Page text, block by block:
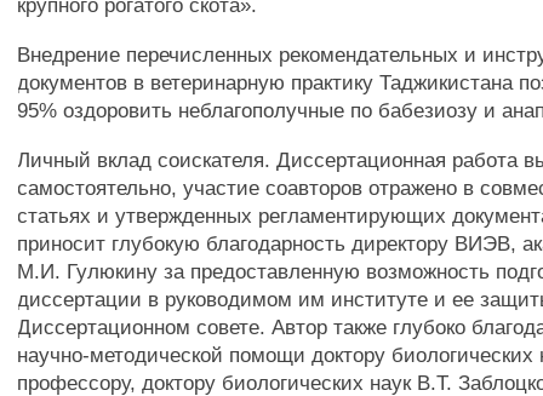
крупного рогатого скота».
Внедрение перечисленных рекомендательных и
документов в ветеринарную практику Таджикистана
95% оздоровить неблагополучные по бабезиозу и
Личный вклад соискателя. Диссертационная работа
самостоятельно, участие соавторов отражено в
статьях и утвержденных регламентирующих
приносит глубокую благодарность директору ВИЭВ,
М.И. Гулюкину за предоставленную возможность
диссертации в руководимом им институте и ее
Диссертационном совете. Автор также глубоко
научно-методической помощи доктору биологических
профессору, доктору биологических наук В.Т.